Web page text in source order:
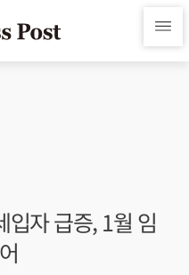
입자 급증, 1월 임